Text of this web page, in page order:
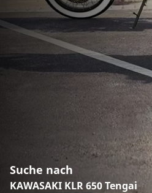
Suche nach
KAWASAKI KLR 650 Tengai